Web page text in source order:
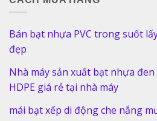
Bán bạt nhựa PVC trong suốt
đẹp
Nhà máy sản xuất bạt nhựa
HDPE giá rẻ tại nhà máy
mái bạt xếp di động che nắng